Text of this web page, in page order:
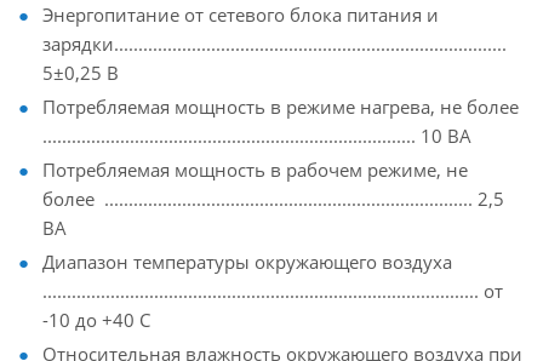
Энергопитание от сетевого блока питания и
зарядки.................................................................................
5±0,25 В
Потребляемая мощность в режиме нагрева, не более
............................................................................. 10 ВА
Потребляемая мощность в рабочем режиме, не
более ............................................................................ 2,5
ВА
Диапазон температуры окружающего воздуха
.......................................................................................... от
-10 до +40 С
Относительная влажность окружающего воздуха при